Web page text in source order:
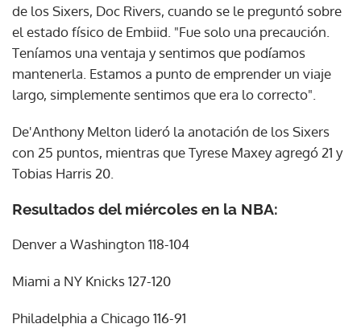
de los Sixers, Doc Rivers, cuando se le preguntó sobre
el estado físico de Embiid. "Fue solo una precaución.
Teníamos una ventaja y sentimos que podíamos
mantenerla. Estamos a punto de emprender un viaje
largo, simplemente sentimos que era lo correcto".
De'Anthony Melton lideró la anotación de los Sixers
con 25 puntos, mientras que Tyrese Maxey agregó 21 y
Tobias Harris 20.
Resultados del miércoles en la NBA:
Denver a Washington 118-104
Miami a NY Knicks 127-120
Philadelphia a Chicago 116-91